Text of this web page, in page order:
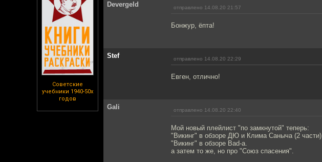
Советские
учебники 1940-50х
годов
Devergeld отправлено 14.08.20 21:57
Бонжур, ёпта!
Stef отправлено 14.08.20 22:29
Евген, отлично!
Gali отправлено 14.08.20 22:40
Мой новый плейлист "по замкнутой" теперь:
"Викинг" в обзоре ДЮ и Клима Саныча (2 части)
"Викинг" в обзоре Bad-а.
а затем то же, но про "Союз спасения".